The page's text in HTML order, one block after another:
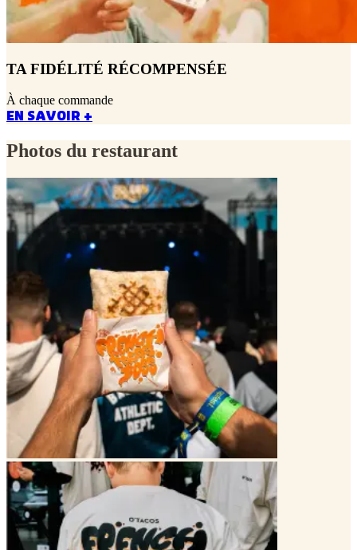
TA FIDÉLITÉ RÉCOMPENSÉE
À chaque commande
EN SAVOIR +
Photos du restaurant